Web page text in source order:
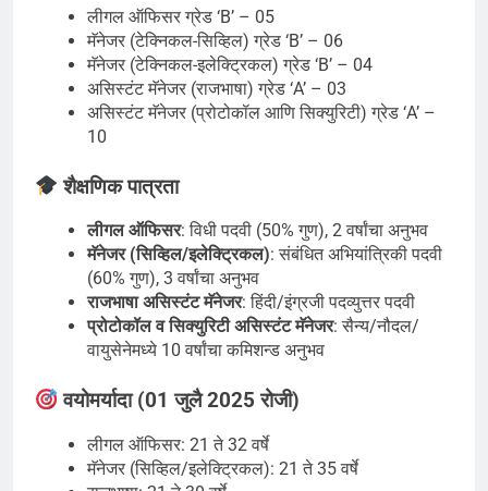
लीगल ऑफिसर ग्रेड ‘B’ – 05
मॅनेजर (टेक्निकल-सिव्हिल) ग्रेड ‘B’ – 06
मॅनेजर (टेक्निकल-इलेक्ट्रिकल) ग्रेड ‘B’ – 04
असिस्टंट मॅनेजर (राजभाषा) ग्रेड ‘A’ – 03
असिस्टंट मॅनेजर (प्रोटोकॉल आणि सिक्युरिटी) ग्रेड ‘A’ –
10
शैक्षणिक पात्रता
लीगल ऑफिसर: विधी पदवी (50% गुण), 2 वर्षांचा अनुभव
मॅनेजर (सिव्हिल/इलेक्ट्रिकल): संबंधित अभियांत्रिकी पदवी
(60% गुण), 3 वर्षांचा अनुभव
राजभाषा असिस्टंट मॅनेजर: हिंदी/इंग्रजी पदव्युत्तर पदवी
प्रोटोकॉल व सिक्युरिटी असिस्टंट मॅनेजर: सैन्य/नौदल/
वायुसेनेमध्ये 10 वर्षांचा कमिशन्ड अनुभव
वयोमर्यादा (01 जुलै 2025 रोजी)
लीगल ऑफिसर: 21 ते 32 वर्षे
मॅनेजर (सिव्हिल/इलेक्ट्रिकल): 21 ते 35 वर्षे